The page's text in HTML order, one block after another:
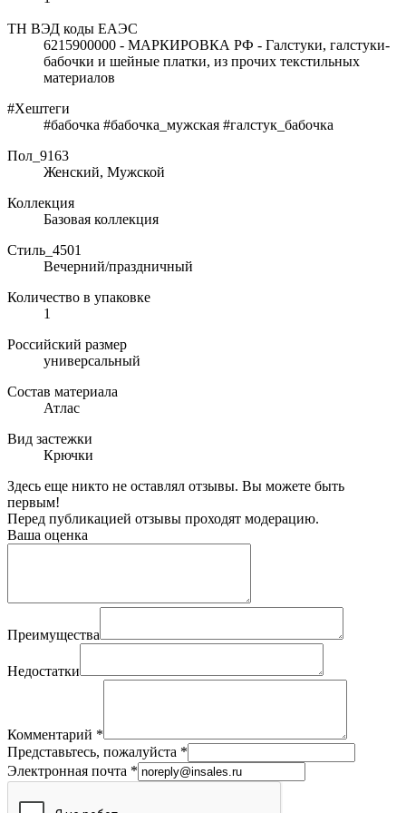
ТН ВЭД коды ЕАЭС
6215900000 - МАРКИРОВКА РФ - Галстуки, галстуки-
бабочки и шейные платки, из прочих текстильных
материалов
#Хештеги
#бабочка #бабочка_мужская #галстук_бабочка
Пол_9163
Женский, Мужской
Коллекция
Базовая коллекция
Стиль_4501
Вечерний/праздничный
Количество в упаковке
1
Российский размер
универсальный
Состав материала
Атлас
Вид застежки
Крючки
Здесь еще никто не оставлял отзывы. Вы можете быть
первым!
Перед публикацией отзывы проходят модерацию.
Ваша оценка
Преимущества
Недостатки
Комментарий *
Представьтесь, пожалуйста *
Электронная почта *